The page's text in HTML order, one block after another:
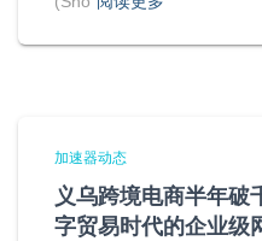
加速器动态
义乌跨境电商半年破
字贸易时代的企业级